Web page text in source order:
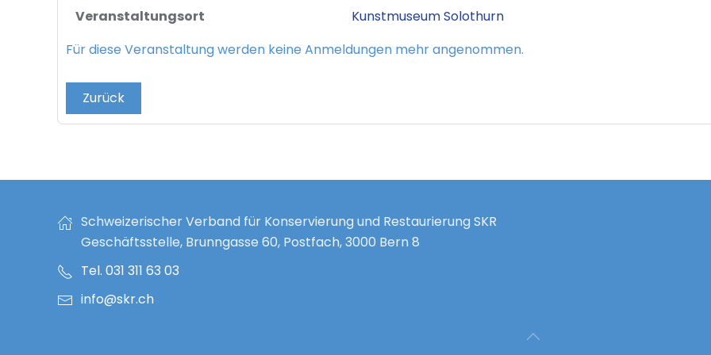
Veranstaltungsort
Kunstmuseum Solothurn
Für diese Veranstaltung werden keine Anmeldungen mehr angenommen.
Zurück
Schweizerischer Verband für Konservierung und Restaurierung SKR
Geschäftsstelle, Brunngasse 60, Postfach, 3000 Bern 8
Tel. 031 311 63 03
info@skr.ch